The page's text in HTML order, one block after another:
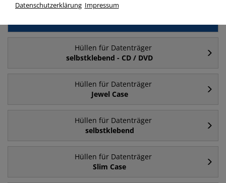
Hüllen für Datenträger
Hüllen für Datenträger
selbstklebend - CD / DVD
Hüllen für Datenträger
Jewel Case
Hüllen für Datenträger
selbstklebend
Hüllen für Datenträger
Slim Case
Datenschutzerklärung Impressum